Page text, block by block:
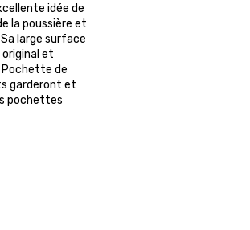
idée de
la poussière et
large surface
et
Pochette de
garderont et
pochettes